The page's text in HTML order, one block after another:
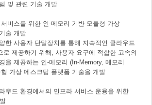
및 관련 기술 개발
비스를 위한 인-메모리 기반 모듈형 가상
술 개발
한 사용자 단말장치를 통해 지속적인 클라우드
로 제공하기 위해, 사용자 요구에 적합한 고속의
을 제공하는 인-메모리 (In-Memory, 메모리
가상 데스크탑 플랫폼 기술을 개발
우드 환경에서의 인프라 서비스 운용을 위한